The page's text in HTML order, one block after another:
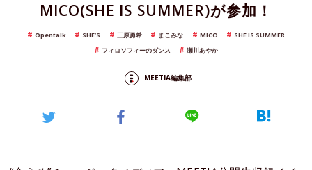
MICO(SHE IS SUMMER)が参加！
Opentalk SHE’S 三原勇希 まこみな MICO
SHE IS SUMMER
フィロソフィーのダンス
瀬川あやか
MEETIA編集部